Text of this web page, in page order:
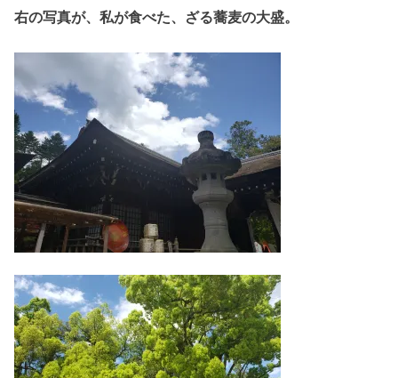
右の写真が、私が食べた、ざる蕎麦の大盛。